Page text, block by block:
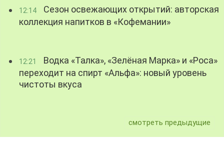
12:14
Сезон освежающих открытий: авторская
коллекция напитков в «Кофемании»
12:21
Водка «Талка», «Зелёная Марка» и «Роса»
переходит на спирт «Альфа»: новый уровень
чистоты вкуса
смотреть предыдущие